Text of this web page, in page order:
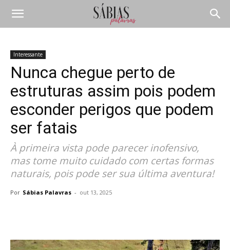
Interessante
Nunca chegue perto de
estruturas assim pois podem
esconder perigos que podem
ser fatais
À primeira vista pode parecer inofensivo,
mas tome muito cuidado com certas formas
naturais, pois pode ser sua última aventura!
Por Sábias Palavras - out 13, 2025